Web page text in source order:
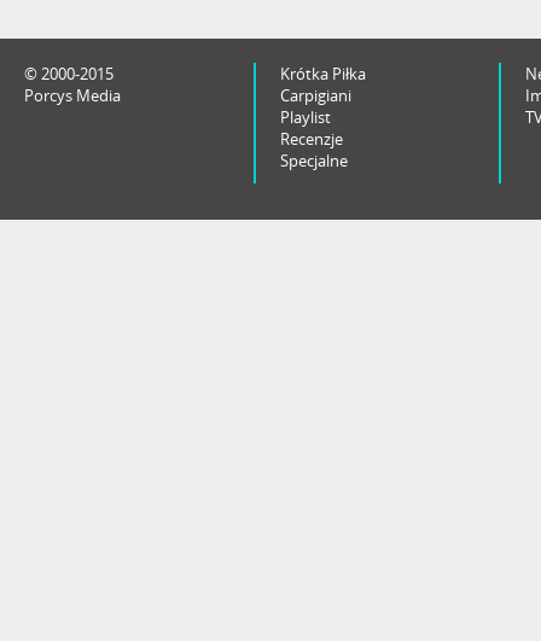
© 2000-2015
Porcys Media
Krótka Piłka
Carpigiani
Playlist
Recenzje
Specjalne